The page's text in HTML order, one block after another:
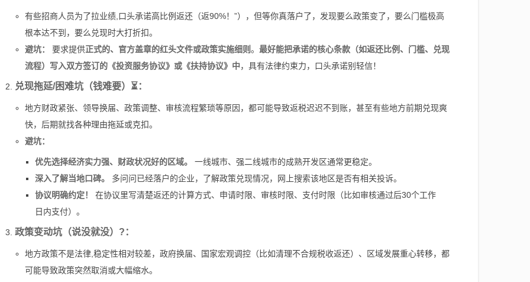
有些招商人员为了拉业绩,口头承诺高比例返还（返90%！”），但等你真落户了，发现要么政策变了，要么门槛极高
根本达不到，要么兑现时大打折扣。
避坑：
要求提供正式的、官方盖章的红头文件或政策实施细则。 最好能把承诺的核心条款（如返还比例、门槛、兑现
流程）写入双方签订的《投资服务协议》或《扶持协议》中，具有法律约束力，口头承诺别轻信！
兑现拖延/困难坑（钱难要）⏳：
地方财政紧张、领导换届、政策调整、审核流程繁琐等原因，都可能导致返税迟迟不到账，甚至有些地方前期兑现爽
快，后期就找各种理由拖延或克扣。
避坑：
优先选择经济实力强、财政状况好的区域。
一线城市、强二线城市的成熟开发区通常更稳定。
深入了解当地口碑。
多问问已经落户的企业，了解政策兑现情况，网上搜索该地区是否有相关投诉。
协议明确约定！
在协议里写清楚返还的计算方式、申请时限、审核时限、支付时限（比如审核通过后30个工作
日内支付）。
政策变动坑（说没就没）?：
地方政策不是法律,稳定性相对较差，政府换届、国家宏观调控（比如清理不合规税收返还）、区域发展重心转移，都
可能导致政策突然取消或大幅缩水。